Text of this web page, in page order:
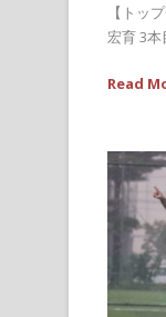
【ト
宏育 3
Read